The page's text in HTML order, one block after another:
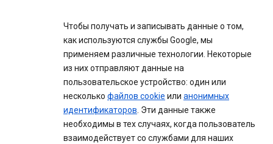
Чтобы получать и записывать данные о том,
как используются службы Google, мы
применяем различные технологии. Некоторые
из них отправляют данные на
пользовательское устройство: один или
несколько файлов cookie или анонимных
идентификаторов. Эти данные также
необходимы в тех случаях, когда пользователь
взаимодействует со службами для наших